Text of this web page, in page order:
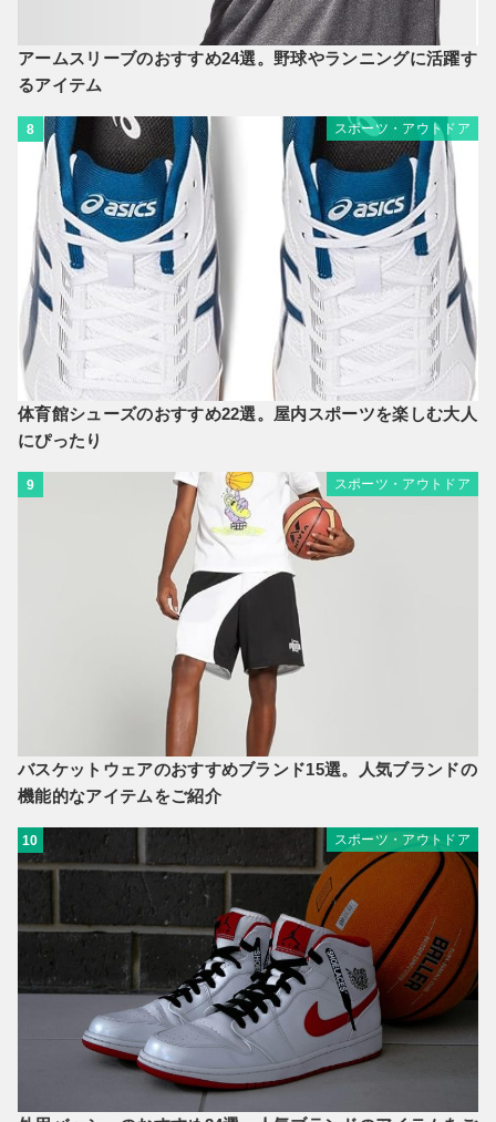
アームスリーブのおすすめ24選。野球やランニングに活躍す
るアイテム
8 スポーツ・アウトドア
体育館シューズのおすすめ22選。屋内スポーツを楽しむ大人
にぴったり
9 スポーツ・アウトドア
バスケットウェアのおすすめブランド15選。人気ブランドの
機能的なアイテムをご紹介
10 スポーツ・アウトドア